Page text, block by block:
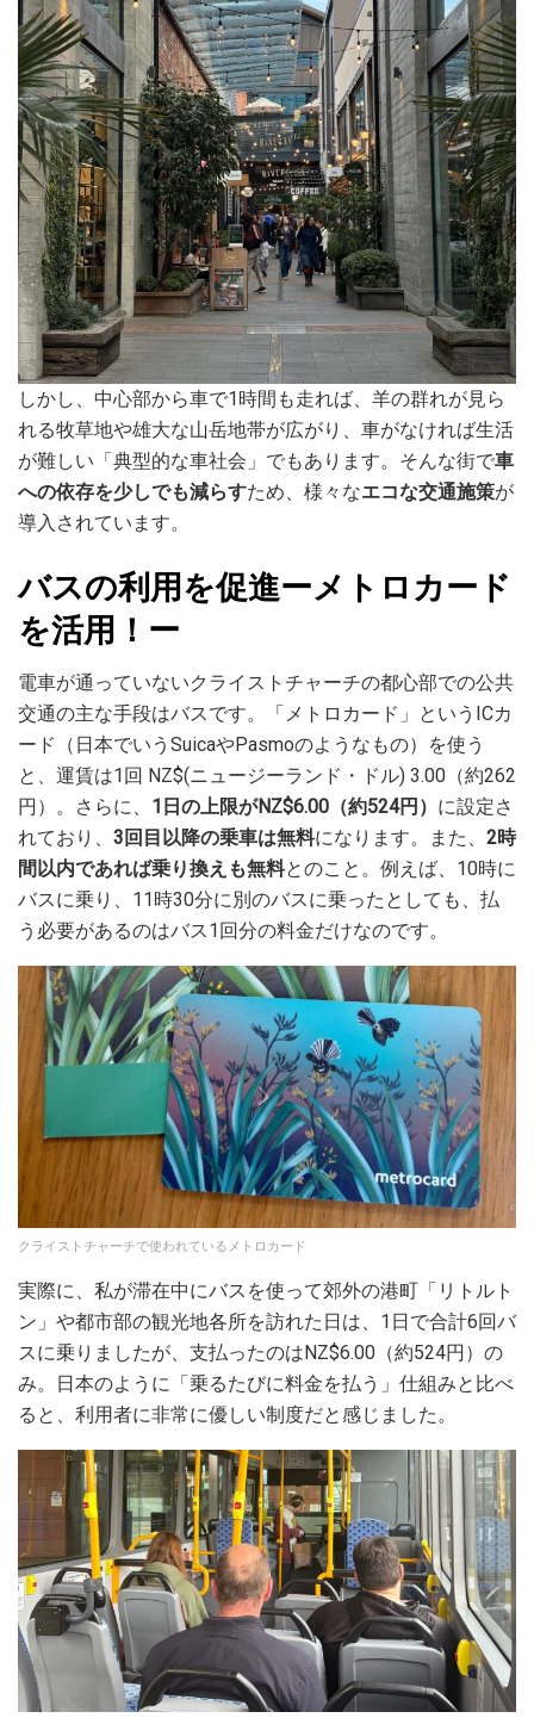
しかし、中心部から車で1時間も走れば、羊の群れが見ら
れる牧草地や雄大な山岳地帯が広がり、車がなければ生活
が難しい「典型的な車社会」でもあります。そんな街で車
への依存を少しでも減らすため、様々なエコな交通施策が
導入されています。
バスの利用を促進ーメトロカード
を活用！ー
電車が通っていないクライストチャーチの都心部での公共
交通の主な手段はバスです。「メトロカード」というICカ
ード（日本でいうSuicaやPasmoのようなもの）を使う
と、運賃は1回 NZ$(ニュージーランド・ドル) 3.00（約262
円）。さらに、 1日の上限がNZ$6.00（約524円） に設定さ
れており、 3回目以降の乗車は無料になります。また、 2時
間以内であれば乗り換えも無料とのこと。例えば、10時に
バスに乗り、11時30分に別のバスに乗ったとしても、払
う必要があるのはバス1回分の料金だけなのです。
クライストチャーチで使われているメトロカード
実際に、私が滞在中にバスを使って郊外の港町「リトルト
ン」や都市部の観光地各所を訪れた日は、1日で合計6回バ
スに乗りましたが、支払ったのはNZ$6.00（約524円）の
み。日本のように「乗るたびに料金を払う」仕組みと比べ
ると、利用者に非常に優しい制度だと感じました。